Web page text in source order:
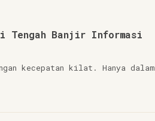
Tengah Banjir Informasi
kecepatan kilat. Hanya dalam